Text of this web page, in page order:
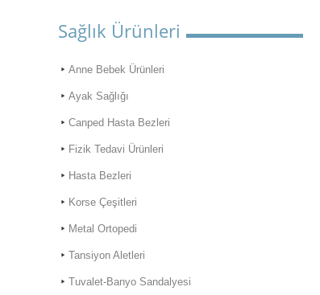
Sağlık Ürünleri
Anne Bebek Ürünleri
Ayak Sağlığı
Canped Hasta Bezleri
Fizik Tedavi Ürünleri
Hasta Bezleri
Korse Çeşitleri
Metal Ortopedi
Tansiyon Aletleri
Tuvalet-Banyo Sandalyesi